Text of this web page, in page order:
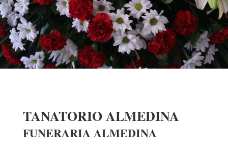
TANATORIO ALMEDINA
FUNERARIA ALMEDINA